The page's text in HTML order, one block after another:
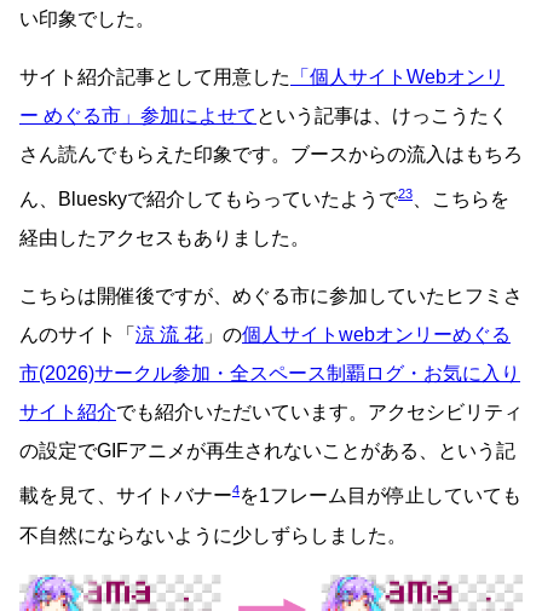
い印象でした。
サイト紹介記事として用意した
「個人サイトWebオンリ
ー めぐる市」参加によせて という記事は、けっこうたく
さん読んでもらえた印象です。ブースからの流入はもちろ
ん、Blueskyで紹介してもらっていたようで23、こちらを
経由したアクセスもありました。
こちらは開催後ですが、めぐる市に参加していたヒフミさ
んのサイト「 涼 流 花 」の個人サイトwebオンリーめぐる
市(2026)サークル参加・全スペース制覇ログ・お気に入り
サイト紹介でも紹介いただいています。アクセシビリティ
の設定でGIFアニメが再生されないことがある、という記
載を見て、サイトバナー4を1フレーム目が停止していても
不自然にならないように少しずらしました。